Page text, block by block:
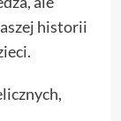
historii